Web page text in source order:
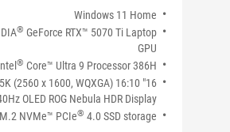
Windows 11 Home
® GeForce RTX™ 5070 Ti Laptop
GPU
® Core™ Ultra 9 Processor 386H
2.5K (2560 x 1600, WQXGA) 16:10
OLED ROG Nebula HDR Display
NVMe™ PCIe® 4.0 SSD storage